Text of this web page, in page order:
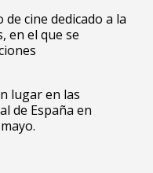
cine dedicado a la
en el que se
lugar en las
de España en